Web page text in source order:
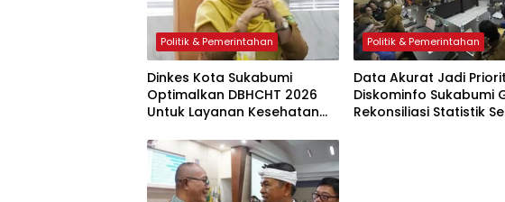
Politik & Pemerintahan
Dinkes Kota Sukabumi
Optimalkan DBHCHT 2026
Untuk Layanan Kesehatan
Politik & Pemerintahan
Data Akurat Jadi
Diskominfo Sukabumi
Rekonsiliasi Statistik